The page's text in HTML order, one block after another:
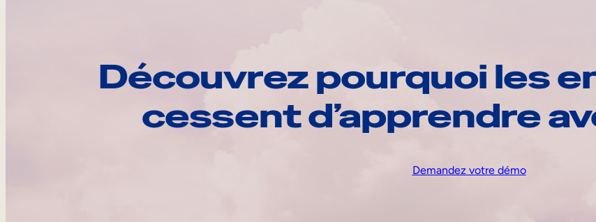
Découvrez pourquoi les
cessent d’apprendre
Demandez votre démo